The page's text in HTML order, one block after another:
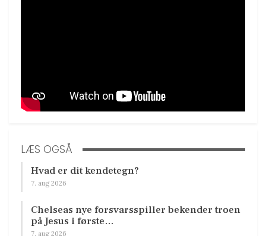
LÆS OGSÅ
Hvad er dit kendetegn?
7. aug 2026
Chelseas nye forsvarsspiller bekender troen
på Jesus i første…
7. aug 2026